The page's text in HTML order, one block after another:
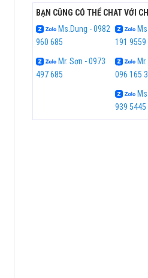
BẠN CŨNG CÓ THỂ CHAT VỚI
Ms.Dung - 0982
960 685
191 9559
Mr. Sơn - 0973
497 685
096 165
939 5445